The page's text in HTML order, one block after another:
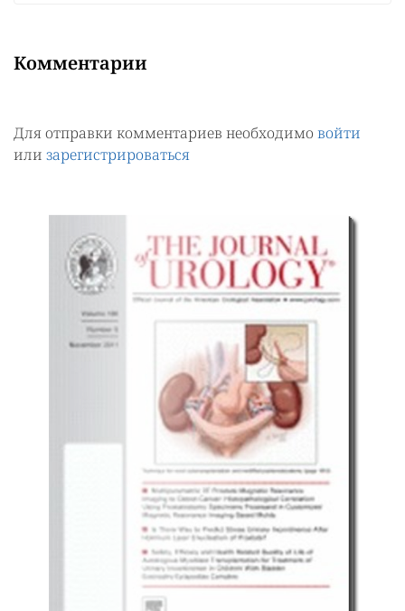
Комментарии
Для отправки комментариев необходимо войти
или зарегистрироваться